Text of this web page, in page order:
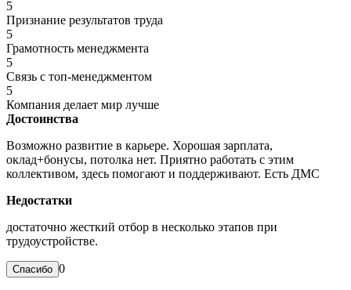
5
Признание результатов труда
5
Грамотность менеджмента
5
Связь с топ-менеджментом
5
Компания делает мир лучше
Достоинства
Возможно развитие в карьере. Хорошая зарплата,
оклад+бонусы, потолка нет. Приятно работать с этим
коллективом, здесь помогают и поддерживают. Есть ДМС
Недостатки
достаточно жесткий отбор в несколько этапов при
трудоустройстве.
0